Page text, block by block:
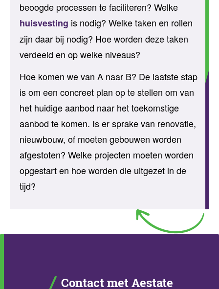
beoogde processen te faciliteren? Welke
huisvesting is nodig? Welke taken en rollen
zijn daar bij nodig? Hoe worden deze taken
verdeeld en op welke niveaus?
Hoe komen we van A naar B? De laatste stap
is om een concreet plan op te stellen om van
het huidige aanbod naar het toekomstige
aanbod te komen. Is er sprake van renovatie,
nieuwbouw, of moeten gebouwen worden
afgestoten? Welke projecten moeten worden
opgestart en hoe worden die uitgezet in de
tijd?
Contact met Aestate